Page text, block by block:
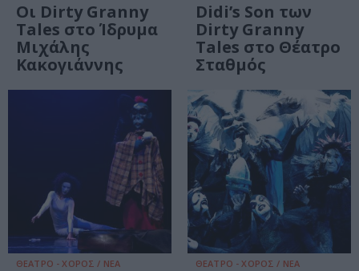
Οι Dirty Granny
Tales στο Ίδρυμα
Μιχάλης
Κακογιάννης
Didi’s Son των
Dirty Granny
Tales στο Θέατρο
Σταθμός
ΘΕΑΤΡΟ - ΧΟΡΟΣ / ΝΕΑ ΘΕΑΤΡΟ - ΧΟΡΟΣ / ΝΕΑ